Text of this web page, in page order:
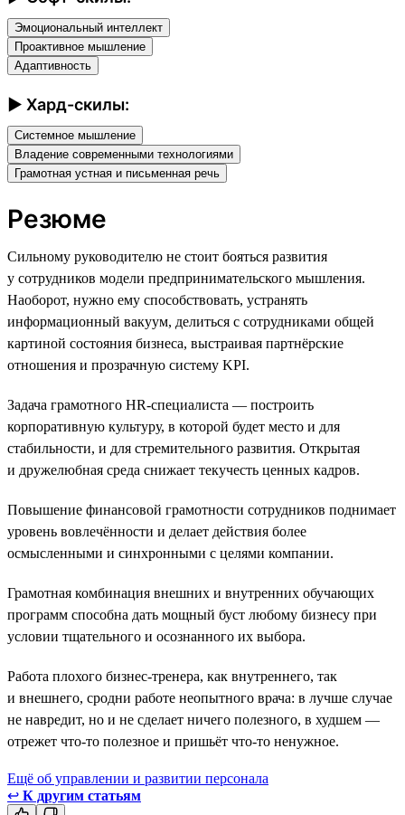
Эмоциональный интеллект
Проактивное мышление
Адаптивность
► Хард-скилы:
Системное мышление
Владение современными технологиями
Грамотная устная и письменная речь
Резюме
Сильному руководителю не стоит бояться развития
у сотрудников модели предпринимательского мышления.
Наоборот, нужно ему способствовать, устранять
информационный вакуум, делиться с сотрудниками общей
картиной состояния бизнеса, выстраивая партнёрские
отношения и прозрачную систему KPI.
Задача грамотного HR-специалиста — построить
корпоративную культуру, в которой будет место и для
стабильности, и для стремительного развития. Открытая
и дружелюбная среда снижает текучесть ценных кадров.
Повышение финансовой грамотности сотрудников поднимает
уровень вовлечённости и делает действия более
осмысленными и синхронными с целями компании.
Грамотная комбинация внешних и внутренних обучающих
программ способна дать мощный буст любому бизнесу при
условии тщательного и осознанного их выбора.
Работа плохого бизнес-тренера, как внутреннего, так
и внешнего, сродни работе неопытного врача: в лучше случае
не навредит, но и не сделает ничего полезного, в худшем —
отрежет что-то полезное и пришьёт что-то ненужное.
Ещё об управлении и развитии персонала
↩ К другим статьям